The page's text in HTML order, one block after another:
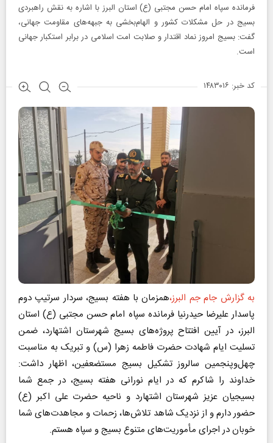
فرمانده سپاه امام حسن مجتبی (ع) استان البرز با اشاره به نقش راهبردی
بسیج در حل مشکلات کشور و الهام‌بخشی به جبهه‌های مقاومت جهانی،
گفت: بسیج امروز نماد اقتدار و صلابت امت اسلامی در برابر استکبار جهانی
است.
کد خبر: ۱۴۸۳۰۱۶
به گزارش جام جم البرز،همزمان با هفته بسیج، سردار سرتیپ دوم
پاسدار علیرضا حیدرنیا فرمانده سپاه امام حسن مجتبی (ع) استان
البرز، در آیین افتتاح پروژه‌های بسیج شهرستان اشتهارد، ضمن
تسلیت ایام شهادت حضرت فاطمه زهرا (س) و تبریک به مناسبت
چهل‌وپنجمین سالروز تشکیل بسیج مستضعفین، اظهار داشت:
خداوند را شاکرم که در ایام نورانی هفته بسیج، در جمع شما
بسیجیان عزیز شهرستان اشتهارد و ناحیه حضرت علی اکبر (ع)
حضور دارم و از نزدیک شاهد تلاش‌ها، زحمات و مجاهدت‌های شما
خوبان در اجرای مأموریت‌های متنوع بسیج و سپاه هستم.